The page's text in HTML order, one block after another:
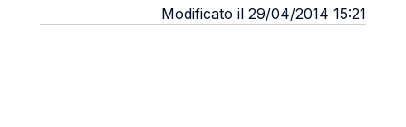
Modificato il 29/04/2014 15:21